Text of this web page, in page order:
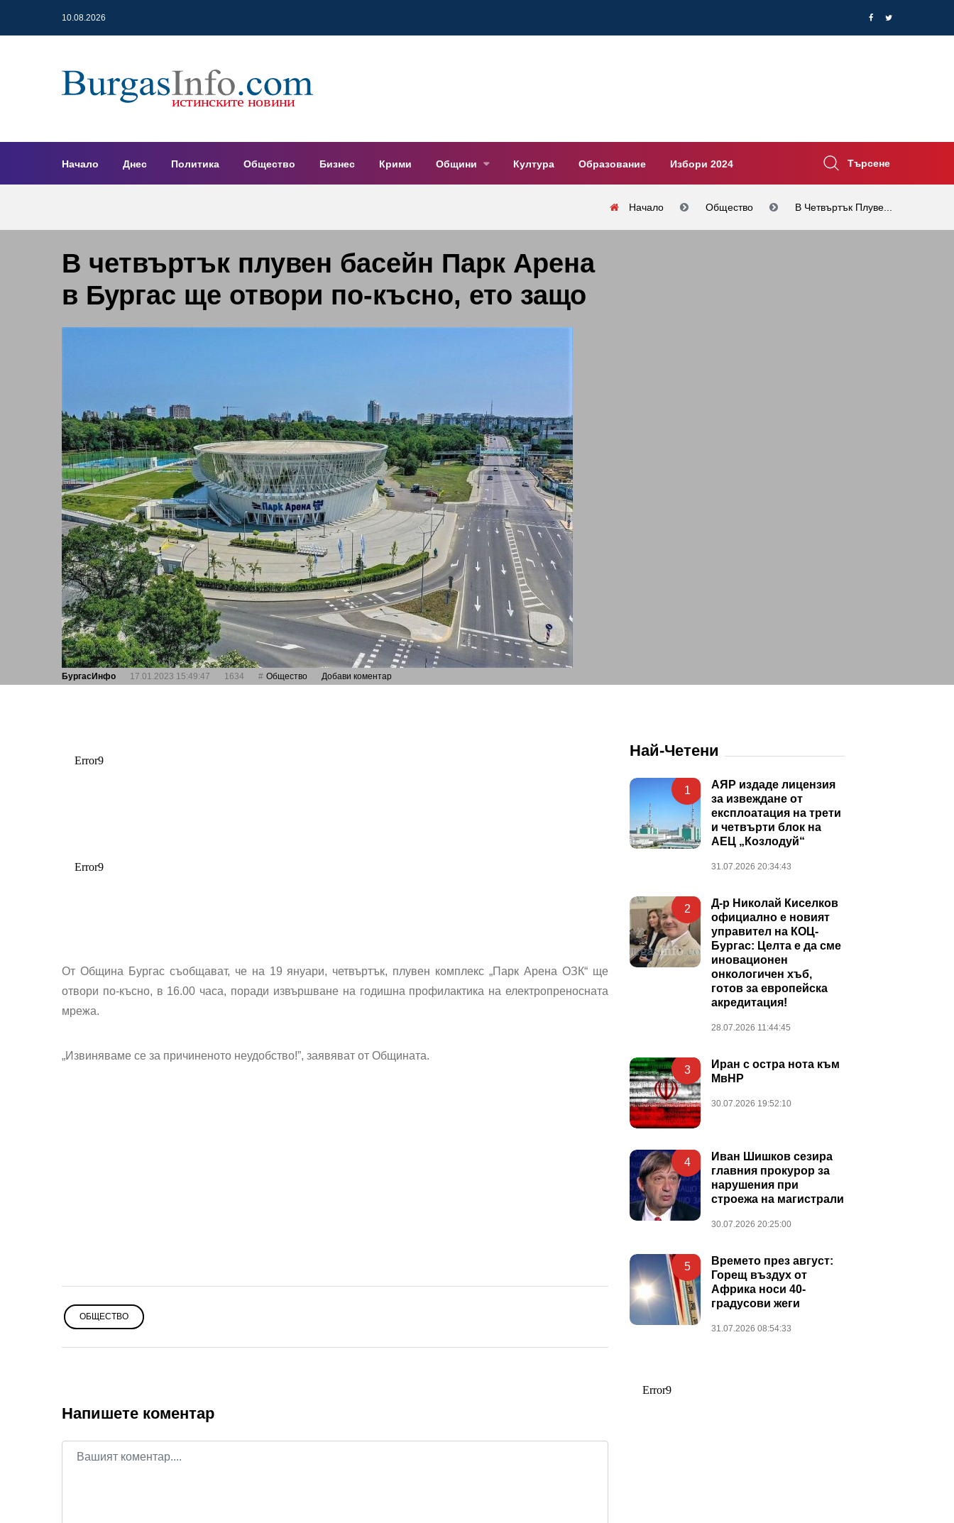
10.08.2026
Начало Днес Политика Общество Бизнес Крими Общини Култура Образование Избори 2024 Търсене
Начало Общество В Четвъртък Плуве...
В четвъртък плувен басейн Парк Арена
в Бургас ще отвори по-късно, ето защо
БургасИнфо 17.01.2023 15:49:47 1634 Общество Добави коментар
От Община Бургас съобщават, че на 19 януари, четвъртък, плувен комплекс „Парк Арена ОЗК“ ще
отвори по-късно, в 16.00 часа, поради извършване на годишна профилактика на електропреносната
мрежа.
„Извиняваме се за причиненото неудобство!”, заявяват от Общината.
ОБЩЕСТВО
Напишете коментар
Най-Четени
1
АЯР издаде лицензия
за извеждане от
експлоатация на трети
и четвърти блок на
АЕЦ „Козлодуй“
31.07.2026 20:34:43
2
Д-р Николай Киселков
официално е новият
управител на КОЦ-
Бургас: Целта е да сме
иновационен
онкологичен хъб,
готов за европейска
акредитация!
28.07.2026 11:44:45
3
Иран с остра нота към
МвНР
30.07.2026 19:52:10
4
Иван Шишков сезира
главния прокурор за
нарушения при
строежа на магистрали
30.07.2026 20:25:00
5
Времето през август:
Горещ въздух от
Африка носи 40-
градусови жеги
31.07.2026 08:54:33